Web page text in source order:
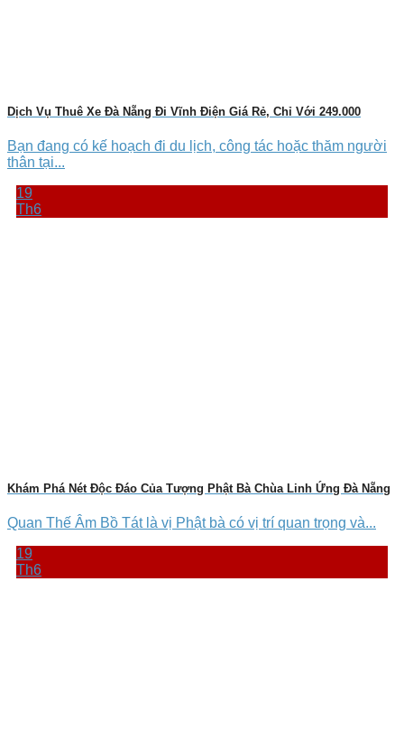
Dịch Vụ Thuê Xe Đà Nẵng Đi Vĩnh Điện Giá Rẻ, Chỉ Với 249.000
Bạn đang có kế hoạch đi du lịch, công tác hoặc thăm người
thân tại...
19
Th6
Khám Phá Nét Độc Đáo Của Tượng Phật Bà Chùa Linh Ứng Đà Nẵng
Quan Thế Âm Bồ Tát là vị Phật bà có vị trí quan trọng và...
19
Th6